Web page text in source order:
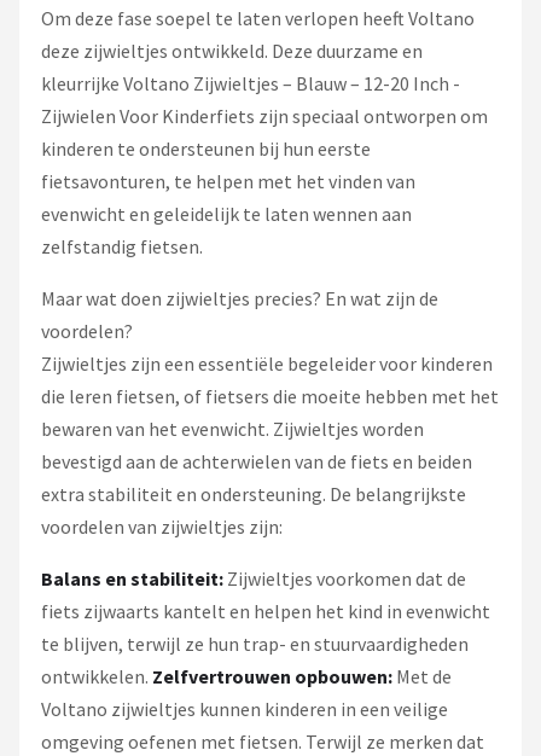
Om deze fase soepel te laten verlopen heeft Voltano
deze zijwieltjes ontwikkeld. Deze duurzame en
kleurrijke Voltano Zijwieltjes – Blauw – 12-20 Inch -
Zijwielen Voor Kinderfiets zijn speciaal ontworpen om
kinderen te ondersteunen bij hun eerste
fietsavonturen, te helpen met het vinden van
evenwicht en geleidelijk te laten wennen aan
zelfstandig fietsen.
Maar wat doen zijwieltjes precies? En wat zijn de
voordelen?
Zijwieltjes zijn een essentiële begeleider voor kinderen
die leren fietsen, of fietsers die moeite hebben met het
bewaren van het evenwicht. Zijwieltjes worden
bevestigd aan de achterwielen van de fiets en beiden
extra stabiliteit en ondersteuning. De belangrijkste
voordelen van zijwieltjes zijn:
Balans en stabiliteit: Zijwieltjes voorkomen dat de
fiets zijwaarts kantelt en helpen het kind in evenwicht
te blijven, terwijl ze hun trap- en stuurvaardigheden
ontwikkelen. Zelfvertrouwen opbouwen: Met de
Voltano zijwieltjes kunnen kinderen in een veilige
omgeving oefenen met fietsen. Terwijl ze merken dat